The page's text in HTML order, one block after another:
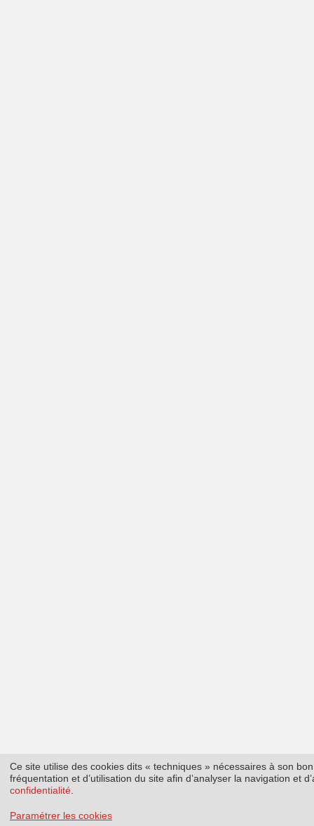
Ce site utilise des cookies dits « techniques » nécessaires à son
fréquentation et d’utilisation du site afin d’analyser la navigation et
confidentialité
Paramétrer les cookies